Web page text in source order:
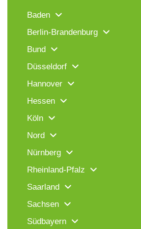
Baden
Berlin-Brandenburg
Bund
Düsseldorf
Hannover
Hessen
Köln
Nord
Nürnberg
Rheinland-Pfalz
Saarland
Sachsen
Südbayern